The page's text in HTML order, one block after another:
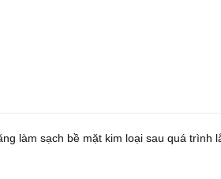
làm sạch bề mặt kim loại sau quá trình